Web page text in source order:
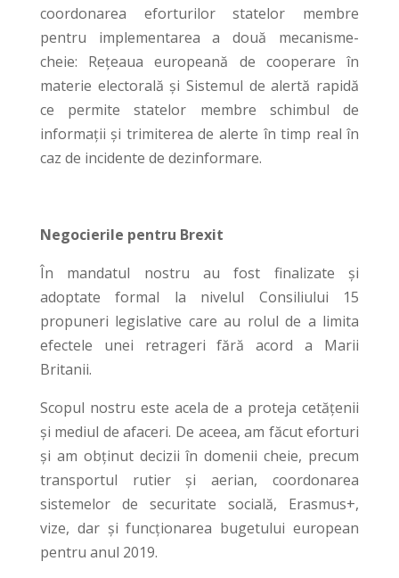
coordonarea eforturilor statelor membre
pentru implementarea a două mecanisme-
cheie: Rețeaua europeană de cooperare în
materie electorală și Sistemul de alertă rapidă
ce permite statelor membre schimbul de
informații și trimiterea de alerte în timp real în
caz de incidente de dezinformare.
Negocierile pentru Brexit
În mandatul nostru au fost finalizate și
adoptate formal la nivelul Consiliului 15
propuneri legislative care au rolul de a limita
efectele unei retrageri fără acord a Marii
Britanii.
Scopul nostru este acela de a proteja cetățenii
și mediul de afaceri. De aceea, am făcut eforturi
și am obținut decizii în domenii cheie, precum
transportul rutier și aerian, coordonarea
sistemelor de securitate socială, Erasmus+,
vize, dar și funcționarea bugetului european
pentru anul 2019.